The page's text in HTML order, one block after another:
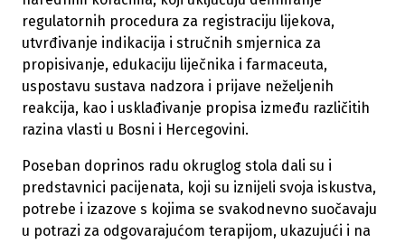
regulatornih procedura za registraciju lijekova,
utvrđivanje indikacija i stručnih smjernica za
propisivanje, edukaciju liječnika i farmaceuta,
uspostavu sustava nadzora i prijave neželjenih
reakcija, kao i usklađivanje propisa između različitih
razina vlasti u Bosni i Hercegovini.
Poseban doprinos radu okruglog stola dali su i
predstavnici pacijenata, koji su iznijeli svoja iskustva,
potrebe i izazove s kojima se svakodnevno suočavaju
u potrazi za odgovarajućom terapijom, ukazujući i na